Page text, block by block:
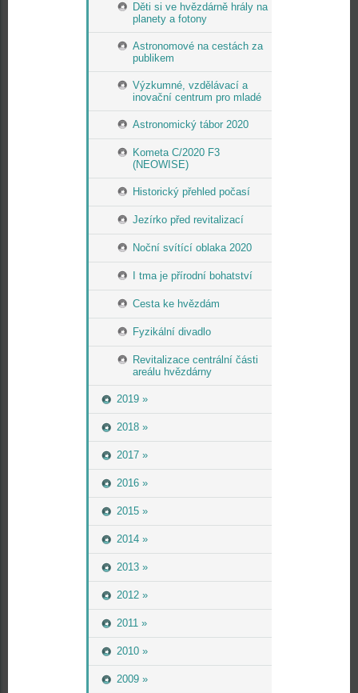
Děti si ve hvězdárně hrály na
planety a fotony
Astronomové na cestách za
publikem
Výzkumné, vzdělávací a
inovační centrum pro mladé
Astronomický tábor 2020
Kometa C/2020 F3
(NEOWISE)
Historický přehled počasí
Jezírko před revitalizací
Noční svítící oblaka 2020
I tma je přírodní bohatství
Cesta ke hvězdám
Fyzikální divadlo
Revitalizace centrální části
areálu hvězdárny
2019 »
2018 »
2017 »
2016 »
2015 »
2014 »
2013 »
2012 »
2011 »
2010 »
2009 »